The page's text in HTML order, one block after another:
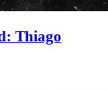
Thiago